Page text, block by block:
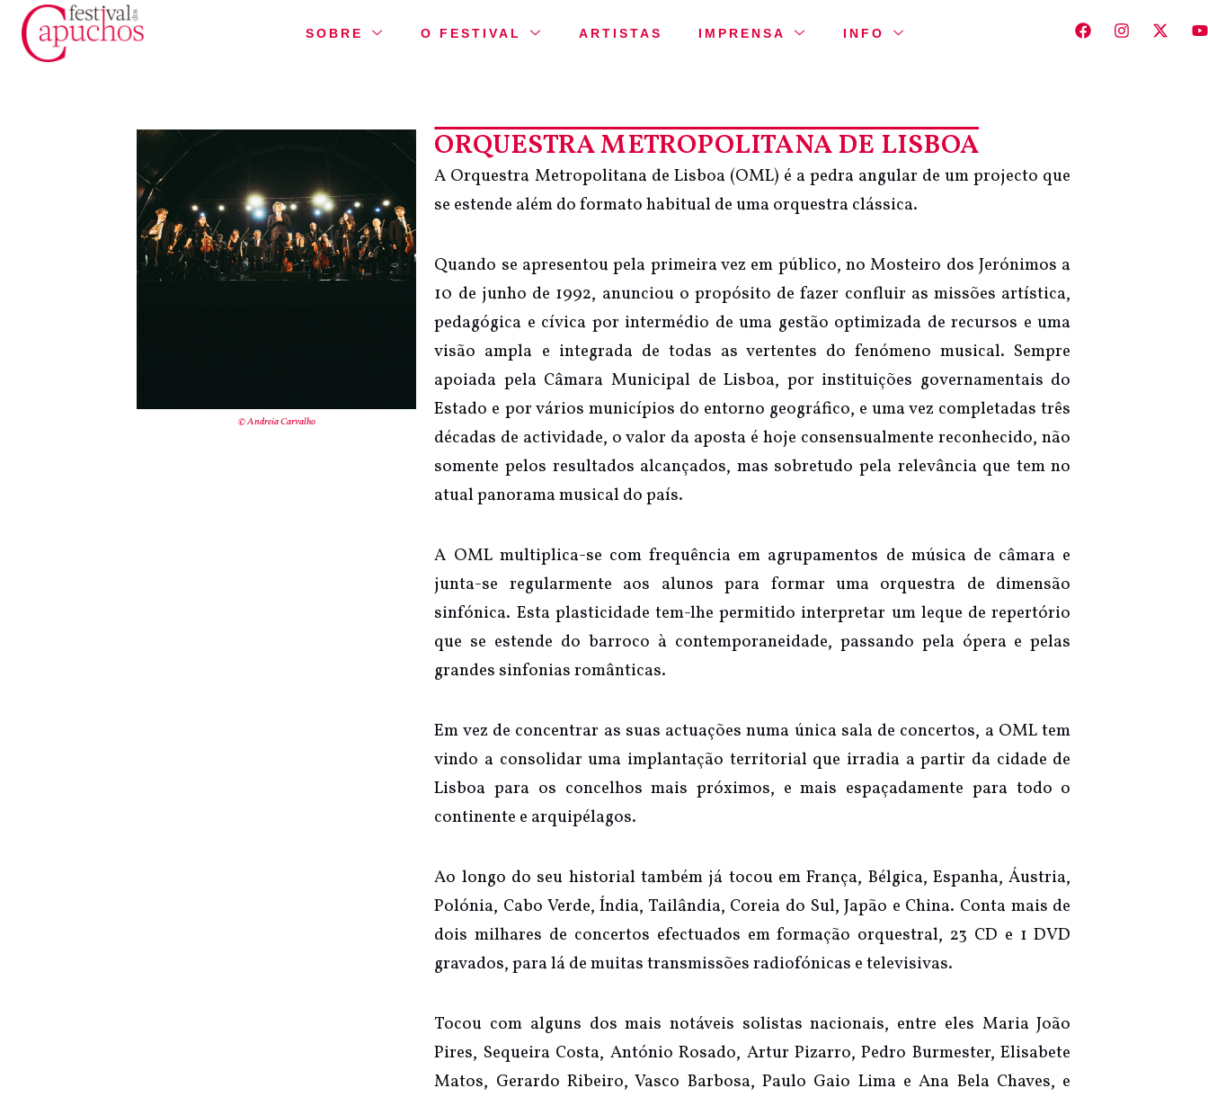
SOBRE O FESTIVAL ARTISTAS IMPRENSA INFO
© Andreia Carvalho
ORQUESTRA METROPOLITANA DE LISBOA
A Orquestra Metropolitana de Lisboa (OML) é a pedra angular de um projecto que
se estende além do formato habitual de uma orquestra clássica.
Quando se apresentou pela primeira vez em público, no Mosteiro dos Jerónimos a
10 de junho de 1992, anunciou o propósito de fazer confluir as missões artística,
pedagógica e cívica por intermédio de uma gestão optimizada de recursos e uma
visão ampla e integrada de todas as vertentes do fenómeno musical. Sempre
apoiada pela Câmara Municipal de Lisboa, por instituições governamentais do
Estado e por vários municípios do entorno geográfico, e uma vez completadas três
décadas de actividade, o valor da aposta é hoje consensualmente reconhecido, não
somente pelos resultados alcançados, mas sobretudo pela relevância que tem no
atual panorama musical do país.
A OML multiplica-se com frequência em agrupamentos de música de câmara e
junta-se regularmente aos alunos para formar uma orquestra de dimensão
sinfónica. Esta plasticidade tem-lhe permitido interpretar um leque de repertório
que se estende do barroco à contemporaneidade, passando pela ópera e pelas
grandes sinfonias românticas.
Em vez de concentrar as suas actuações numa única sala de concertos, a OML tem
vindo a consolidar uma implantação territorial que irradia a partir da cidade de
Lisboa para os concelhos mais próximos, e mais espaçadamente para todo o
continente e arquipélagos.
Ao longo do seu historial também já tocou em França, Bélgica, Espanha, Áustria,
Polónia, Cabo Verde, Índia, Tailândia, Coreia do Sul, Japão e China. Conta mais de
dois milhares de concertos efectuados em formação orquestral, 23 CD e 1 DVD
gravados, para lá de muitas transmissões radiofónicas e televisivas.
Tocou com alguns dos mais notáveis solistas nacionais, entre eles Maria João
Pires, Sequeira Costa, António Rosado, Artur Pizarro, Pedro Burmester, Elisabete
Matos, Gerardo Ribeiro, Vasco Barbosa, Paulo Gaio Lima e Ana Bela Chaves, e